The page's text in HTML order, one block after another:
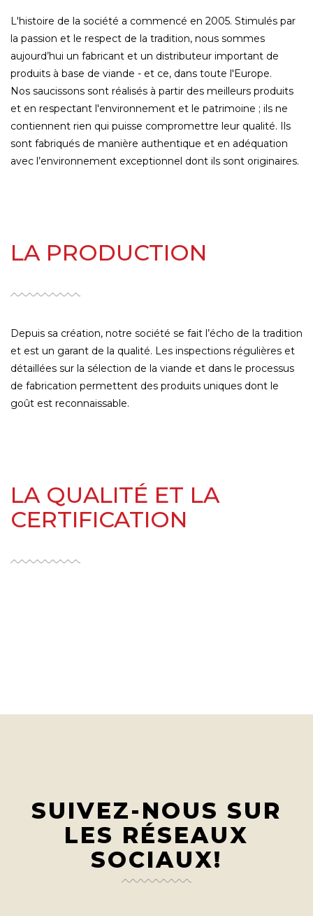
L'histoire de la société a commencé en 2005. Stimulés par
la passion et le respect de la tradition, nous sommes
aujourd’hui un fabricant et un distributeur important de
produits à base de viande - et ce, dans toute l'Europe.
Nos saucissons sont réalisés à partir des meilleurs produits
et en respectant l'environnement et le patrimoine ; ils ne
contiennent rien qui puisse compromettre leur qualité. Ils
sont fabriqués de manière authentique et en adéquation
avec l’environnement exceptionnel dont ils sont originaires.
LA PRODUCTION
Depuis sa création, notre société se fait l’écho de la tradition
et est un garant de la qualité. Les inspections régulières et
détaillées sur la sélection de la viande et dans le processus
de fabrication permettent des produits uniques dont le
goût est reconnaissable.
LA QUALITÉ ET LA
CERTIFICATION
SUIVEZ-NOUS SUR
LES RÉSEAUX
SOCIAUX!